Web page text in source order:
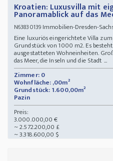
Kroatien: Luxusvilla mit
Panoramablick auf das
N63830139Immobilien-Dresden-
Eine luxuriös eingerichtete Villa
Grundstück von 1000 m2. Es
ausgestatteten Wohneinheiten.
das Meer, die Inseln und die Stadt ...
Zimmer: 0
Wohnfläche: ,00m²
Grundstück: 1.600,00m²
Pazin
Preis:
3.000.000,00 €
~ 2.572.200,00 £
~ 3.318.600,00 $